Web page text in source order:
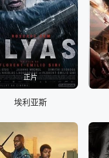
正片
埃利亚斯